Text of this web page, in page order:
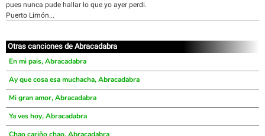
pues nunca pude hallar lo que yo ayer perdi.
Puerto Limón...
Otras canciones de Abracadabra
En mi pais, Abracadabra
Ay que cosa esa muchacha, Abracadabra
Mi gran amor, Abracadabra
Ya ves hoy, Abracadabra